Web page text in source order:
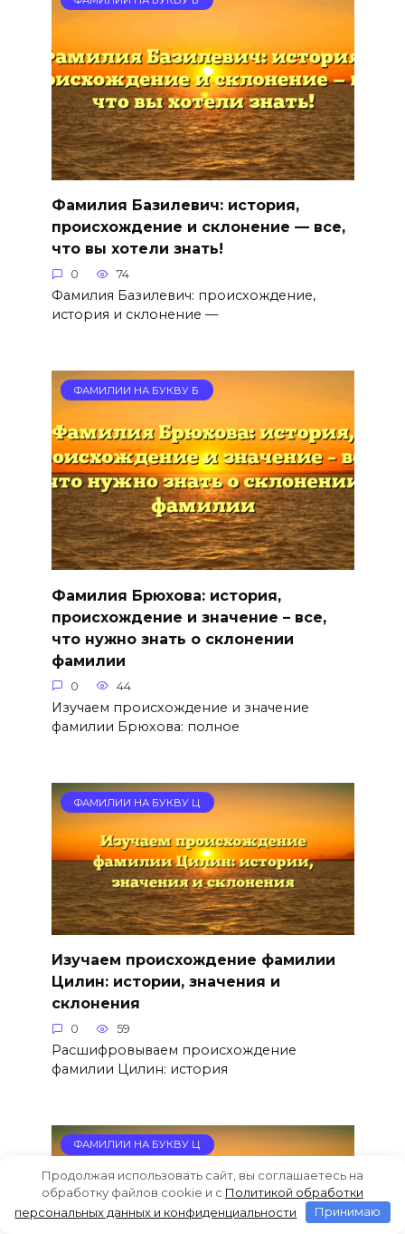
Фамилия Базилевич: история,
происхождение и склонение — все,
что вы хотели знать!
0 74
Фамилия Базилевич: происхождение,
история и склонение —
ФАМИЛИИ НА БУКВУ Б
Фамилия Брюхова: история,
происхождение и значение – все,
что нужно знать о склонении
фамилии
0 44
Изучаем происхождение и значение
фамилии Брюхова: полное
ФАМИЛИИ НА БУКВУ Ц
Изучаем происхождение фамилии
Цилин: истории, значения и
склонения
0 59
Расшифровываем происхождение
фамилии Цилин: история
ФАМИЛИИ НА БУКВУ Ц
Продолжая использовать сайт, вы соглашаетесь на
обработку файлов cookie и c Политикой обработки
персональных данных и конфиденциальности
Принимаю